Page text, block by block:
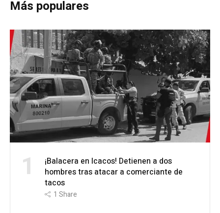
Más populares
1
¡Balacera en Icacos! Detienen a dos
hombres tras atacar a comerciante de
tacos
1 Share